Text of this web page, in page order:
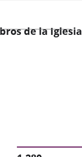
de la Iglesia